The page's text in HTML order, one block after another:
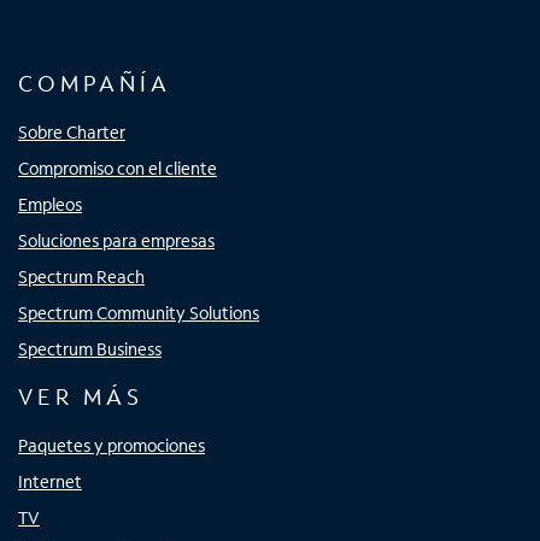
COMPAÑÍA
Sobre Charter
Compromiso con el cliente
Empleos
Soluciones para empresas
Spectrum Reach
Spectrum Community Solutions
Spectrum Business
VER MÁS
Paquetes y promociones
Internet
TV